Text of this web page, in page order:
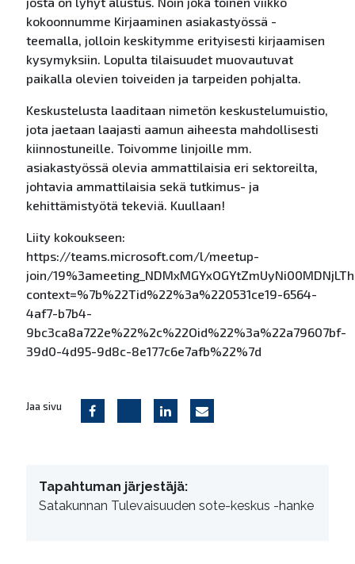
kokoonnumme Kirjaaminen asiakastyössä -
teemalla, jolloin keskitymme erityisesti kirjaamisen
kysymyksiin. Lopulta tilaisuudet muovautuvat
paikalla olevien toiveiden ja tarpeiden pohjalta.
Keskustelusta laaditaan nimetön keskustelumuistio,
jota jaetaan laajasti aamun aiheesta mahdollisesti
kiinnostuneille. Toivomme linjoille mm.
asiakastyössä olevia ammattilaisia eri sektoreilta,
johtavia ammattilaisia sekä tutkimus- ja
kehittämistyötä tekeviä. Kuullaan!
Liity kokoukseen:
https://teams.microsoft.com/l/meetup-
join/
context=%7b%22Tid%22%3a%220531ce19-6564-
4af7-b7b4-
9bc3ca8a722e%22%2c%22Oid%22%3a%22a79607bf-
39d0-4d95-9d8c-8e177c6e7afb%22%7d
Jaa sivu
Tapahtuman järjestäjä:
Satakunnan Tulevaisuuden sote-keskus -hanke